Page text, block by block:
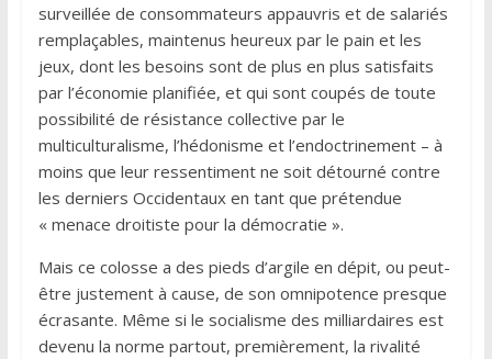
surveillée de consommateurs appauvris et de salariés
remplaçables, maintenus heureux par le pain et les
jeux, dont les besoins sont de plus en plus satisfaits
par l’économie planifiée, et qui sont coupés de toute
possibilité de résistance collective par le
multiculturalisme, l’hédonisme et l’endoctrinement – à
moins que leur ressentiment ne soit détourné contre
les derniers Occidentaux en tant que prétendue
« menace droitiste pour la démocratie ».
Mais ce colosse a des pieds d’argile en dépit, ou peut-
être justement à cause, de son omnipotence presque
écrasante. Même si le socialisme des milliardaires est
devenu la norme partout, premièrement, la rivalité